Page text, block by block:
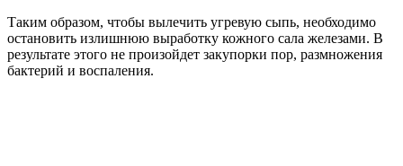
Таким образом, чтобы вылечить угревую сыпь, необходимо
остановить излишнюю выработку кожного сала железами. В
результате этого не произойдет закупорки пор, размножения
бактерий и воспаления.